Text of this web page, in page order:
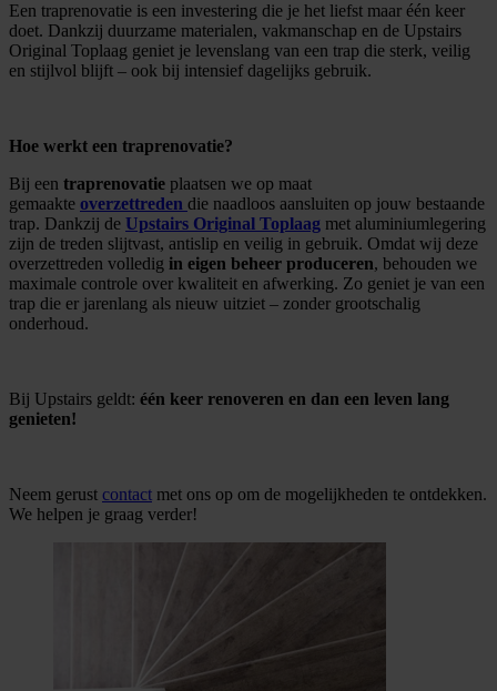
Een traprenovatie is een investering die je het liefst maar één keer
doet. Dankzij duurzame materialen, vakmanschap en de Upstairs
Original Toplaag geniet je levenslang van een trap die sterk, veilig
en stijlvol blijft – ook bij intensief dagelijks gebruik.
Hoe werkt een traprenovatie?
Bij een traprenovatie plaatsen we op maat
gemaakte overzettreden die naadloos aansluiten op jouw bestaande
trap. Dankzij de Upstairs Original Toplaag met aluminiumlegering
zijn de treden slijtvast, antislip en veilig in gebruik. Omdat wij deze
overzettreden volledig in eigen beheer produceren, behouden we
maximale controle over kwaliteit en afwerking. Zo geniet je van een
trap die er jarenlang als nieuw uitziet – zonder grootschalig
onderhoud.
Bij Upstairs geldt: één keer renoveren en dan een leven lang
genieten!
Neem gerust contact met ons op om de mogelijkheden te ontdekken.
We helpen je graag verder!